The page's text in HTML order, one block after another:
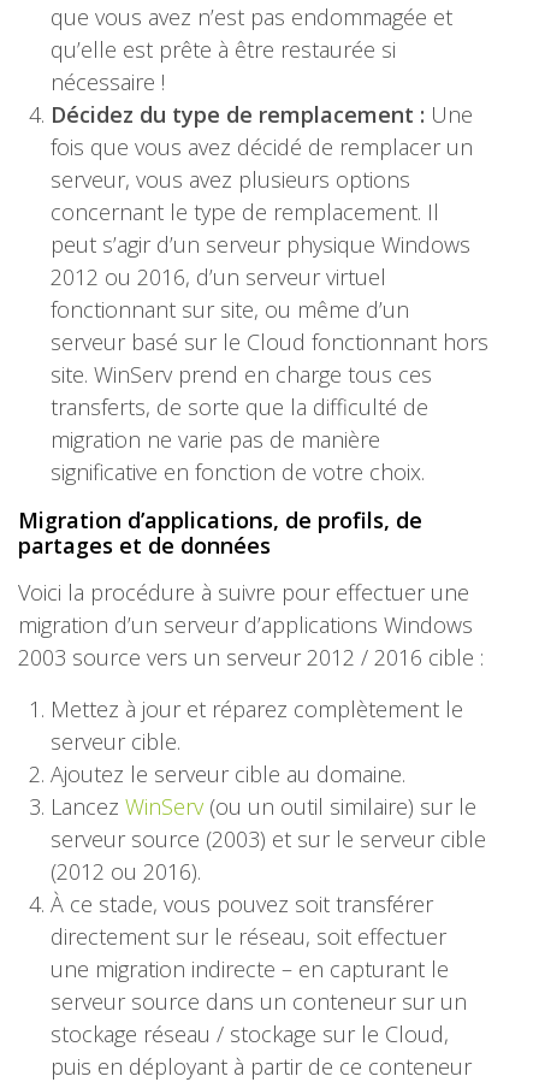
que vous avez n’est pas endommagée et
qu’elle est prête à être restaurée si
nécessaire !
Décidez du type de remplacement : Une
fois que vous avez décidé de remplacer un
serveur, vous avez plusieurs options
concernant le type de remplacement. Il
peut s’agir d’un serveur physique Windows
2012 ou 2016, d’un serveur virtuel
fonctionnant sur site, ou même d’un
serveur basé sur le Cloud fonctionnant hors
site. WinServ prend en charge tous ces
transferts, de sorte que la difficulté de
migration ne varie pas de manière
significative en fonction de votre choix.
Migration d’applications, de profils, de
partages et de données
Voici la procédure à suivre pour effectuer une
migration d’un serveur d’applications Windows
2003 source vers un serveur 2012 / 2016 cible :
Mettez à jour et réparez complètement le
serveur cible.
Ajoutez le serveur cible au domaine.
Lancez WinServ (ou un outil similaire) sur le
serveur source (2003) et sur le serveur cible
(2012 ou 2016).
À ce stade, vous pouvez soit transférer
directement sur le réseau, soit effectuer
une migration indirecte – en capturant le
serveur source dans un conteneur sur un
stockage réseau / stockage sur le Cloud,
puis en déployant à partir de ce conteneur